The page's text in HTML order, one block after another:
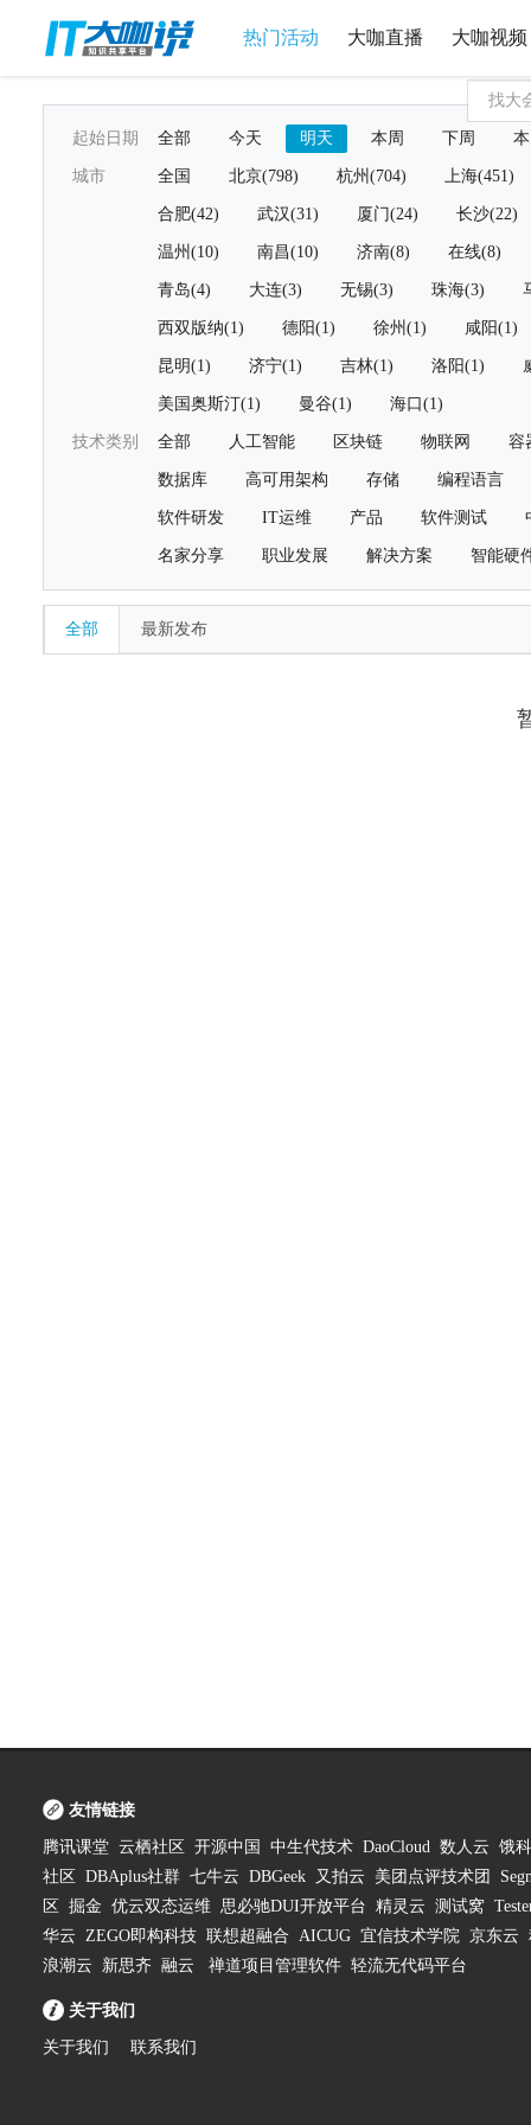
热门活动 大咖直播 大咖视频
起始日期 全部 今天 明天 本周 下周
城市 全国 北京(798) 杭州(704) 上海(451)
合肥(42) 武汉(31) 厦门(24) 长沙(22)
温州(10) 南昌(10) 济南(8) 在线(8)
青岛(4) 大连(3) 无锡(3) 珠海(3)
西双版纳(1) 德阳(1) 徐州(1) 咸阳(1)
昆明(1) 济宁(1) 吉林(1) 洛阳(1)
美国奥斯汀(1) 曼谷(1) 海口(1)
技术类别 全部 人工智能 区块链 物联网 容
数据库 高可用架构 存储 编程语言
软件研发 IT运维 产品 软件测试
名家分享 职业发展 解决方案 智能硬
全部 最新发布
友情链接
腾讯课堂 云栖社区 开源中国 中生代技术 DaoCloud 数人云 饿
社区
DBAplus社群 七牛云 DBGeek 又拍云 美团点评技术团
区
掘金 优云双态运维 思必驰DUI开放平台 精灵云 测试窝
华云 ZEGO即构科技 联想超融合 AICUG 宜信技术学院 京东云
浪潮云
新思齐 融云 禅道项目管理软件 轻流无代码平台
关于我们
关于我们 联系我们